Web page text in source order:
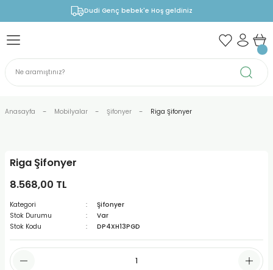
Dudi Genç bebek'e Hoş geldiniz
Anasayfa Mobilyalar Şifonyer Riga Şifonyer
Riga Şifonyer
8.568,00 TL
Kategori
Şifonyer
Stok Durumu
Var
Stok Kodu
DP4XH13PGD